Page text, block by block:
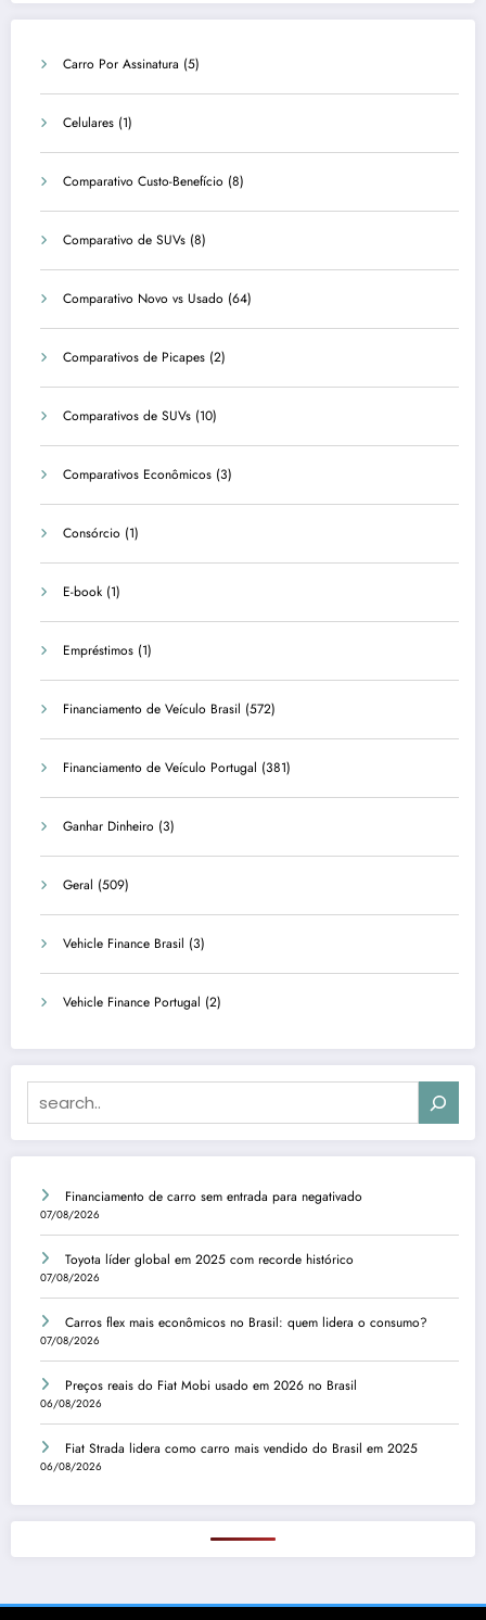
Carro Por Assinatura (5)
Celulares (1)
Comparativo Custo-Benefício (8)
Comparativo de SUVs (8)
Comparativo Novo vs Usado (64)
Comparativos de Picapes (2)
Comparativos de SUVs (10)
Comparativos Econômicos (3)
Consórcio (1)
E-book (1)
Empréstimos (1)
Financiamento de Veículo Brasil (572)
Financiamento de Veículo Portugal (381)
Ganhar Dinheiro (3)
Geral (509)
Vehicle Finance Brasil (3)
Vehicle Finance Portugal (2)
Financiamento de carro sem entrada para negativado
07/08/2026
Toyota líder global em 2025 com recorde histórico
07/08/2026
Carros flex mais econômicos no Brasil: quem lidera o consumo?
07/08/2026
Preços reais do Fiat Mobi usado em 2026 no Brasil
06/08/2026
Fiat Strada lidera como carro mais vendido do Brasil em 2025
06/08/2026